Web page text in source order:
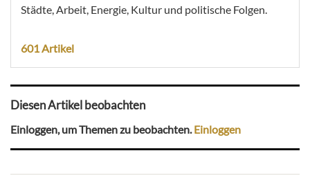
Städte, Arbeit, Energie, Kultur und politische Folgen.
601 Artikel
Diesen Artikel beobachten
Einloggen, um Themen zu beobachten.Einloggen